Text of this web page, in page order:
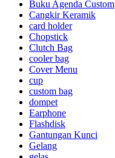
Buku Agenda Custom
Cangkir Keramik
card holder
Chopstick
Clutch Bag
cooler bag
Cover Menu
cup
custom bag
dompet
Earphone
Flashdisk
Gantungan Kunci
Gelang